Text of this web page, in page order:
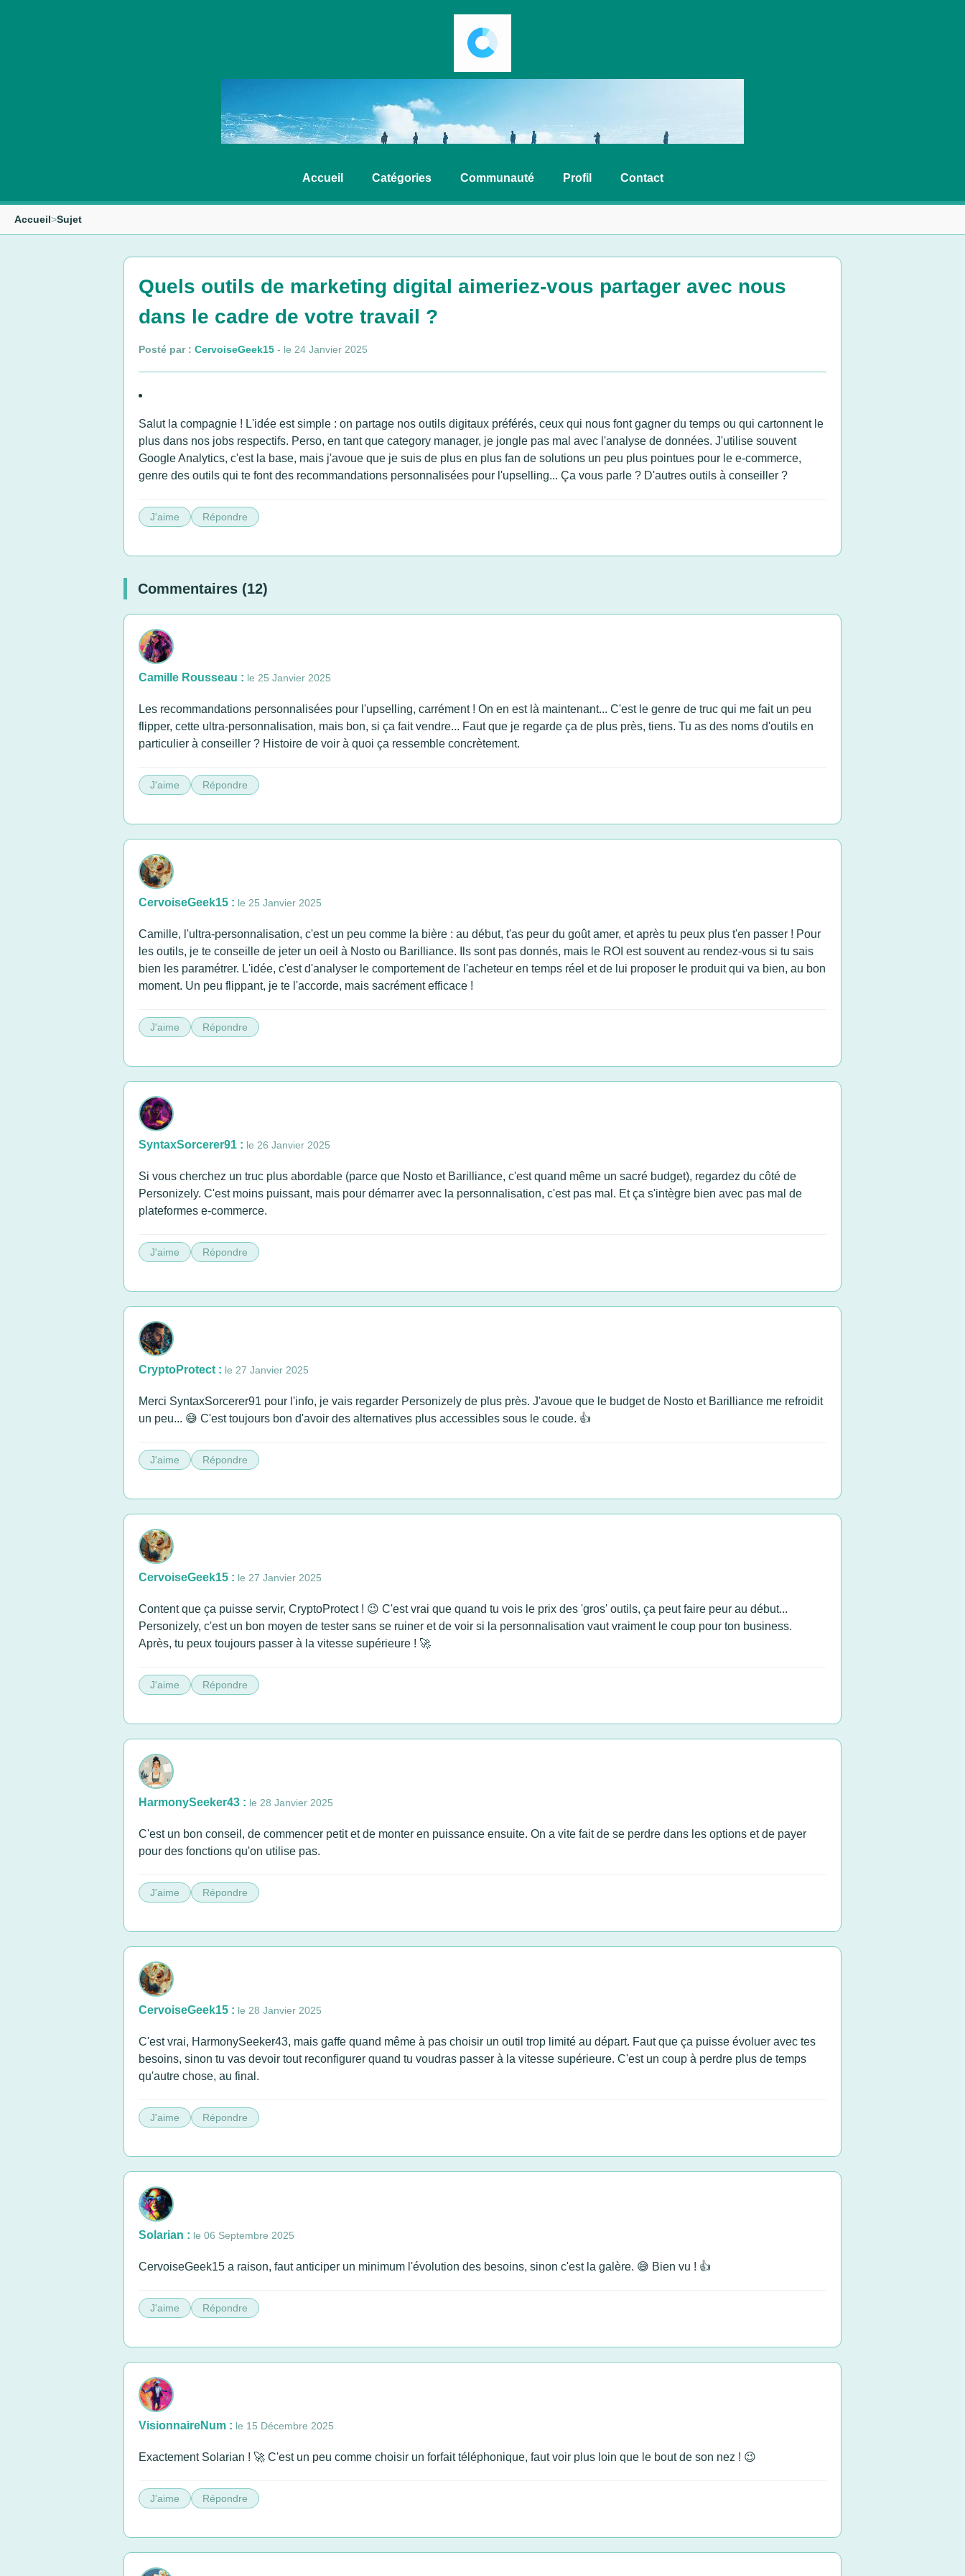
Accueil Catégories Communauté Profil Contact
Accueil>Sujet
Quels outils de marketing digital aimeriez-vous partager avec nous
dans le cadre de votre travail ?
Posté par : CervoiseGeek15 - le 24 Janvier 2025
Salut la compagnie ! L'idée est simple : on partage nos outils digitaux préférés, ceux qui nous font gagner du temps ou qui cartonnent le
plus dans nos jobs respectifs. Perso, en tant que category manager, je jongle pas mal avec l'analyse de données. J'utilise souvent
Google Analytics, c'est la base, mais j'avoue que je suis de plus en plus fan de solutions un peu plus pointues pour le e-commerce,
genre des outils qui te font des recommandations personnalisées pour l'upselling... Ça vous parle ? D'autres outils à conseiller ?
J'aime Répondre
Commentaires (12)
Camille Rousseau : le 25 Janvier 2025
Les recommandations personnalisées pour l'upselling, carrément ! On en est là maintenant... C'est le genre de truc qui me fait un peu
flipper, cette ultra-personnalisation, mais bon, si ça fait vendre... Faut que je regarde ça de plus près, tiens. Tu as des noms d'outils en
particulier à conseiller ? Histoire de voir à quoi ça ressemble concrètement.
J'aime Répondre
CervoiseGeek15 : le 25 Janvier 2025
Camille, l'ultra-personnalisation, c'est un peu comme la bière : au début, t'as peur du goût amer, et après tu peux plus t'en passer ! Pour
les outils, je te conseille de jeter un oeil à Nosto ou Barilliance. Ils sont pas donnés, mais le ROI est souvent au rendez-vous si tu sais
bien les paramétrer. L'idée, c'est d'analyser le comportement de l'acheteur en temps réel et de lui proposer le produit qui va bien, au bon
moment. Un peu flippant, je te l'accorde, mais sacrément efficace !
J'aime Répondre
SyntaxSorcerer91 : le 26 Janvier 2025
Si vous cherchez un truc plus abordable (parce que Nosto et Barilliance, c'est quand même un sacré budget), regardez du côté de
Personizely. C'est moins puissant, mais pour démarrer avec la personnalisation, c'est pas mal. Et ça s'intègre bien avec pas mal de
plateformes e-commerce.
J'aime Répondre
CryptoProtect : le 27 Janvier 2025
Merci SyntaxSorcerer91 pour l'info, je vais regarder Personizely de plus près. J'avoue que le budget de Nosto et Barilliance me refroidit
un peu... 😅 C'est toujours bon d'avoir des alternatives plus accessibles sous le coude. 👍
J'aime Répondre
CervoiseGeek15 : le 27 Janvier 2025
Content que ça puisse servir, CryptoProtect ! 😉 C'est vrai que quand tu vois le prix des 'gros' outils, ça peut faire peur au début...
Personizely, c'est un bon moyen de tester sans se ruiner et de voir si la personnalisation vaut vraiment le coup pour ton business.
Après, tu peux toujours passer à la vitesse supérieure ! 🚀
J'aime Répondre
HarmonySeeker43 : le 28 Janvier 2025
C'est un bon conseil, de commencer petit et de monter en puissance ensuite. On a vite fait de se perdre dans les options et de payer
pour des fonctions qu'on utilise pas.
J'aime Répondre
CervoiseGeek15 : le 28 Janvier 2025
C'est vrai, HarmonySeeker43, mais gaffe quand même à pas choisir un outil trop limité au départ. Faut que ça puisse évoluer avec tes
besoins, sinon tu vas devoir tout reconfigurer quand tu voudras passer à la vitesse supérieure. C'est un coup à perdre plus de temps
qu'autre chose, au final.
J'aime Répondre
Solarian : le 06 Septembre 2025
CervoiseGeek15 a raison, faut anticiper un minimum l'évolution des besoins, sinon c'est la galère. 😅 Bien vu ! 👍
J'aime Répondre
VisionnaireNum : le 15 Décembre 2025
Exactement Solarian ! 🚀 C'est un peu comme choisir un forfait téléphonique, faut voir plus loin que le bout de son nez ! 😉
J'aime Répondre